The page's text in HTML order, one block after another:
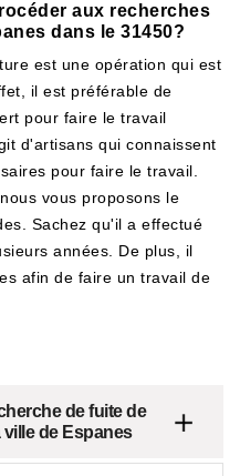
aux recherches
dans le 31450?
est une opération qui est
il est préférable de
pour faire le travail
d'artisans qui connaissent
pour faire le travail.
vous proposons le
Sachez qu'il a effectué
années. De plus, il
afin de faire un travail de
de fuite de
de Espanes